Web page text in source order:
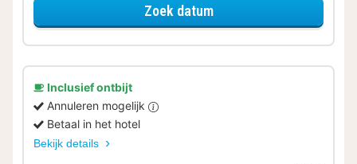
Zoek datumvoor Samen genieten
Inclusief ontbijt
Annuleren mogelijk
Betaal in het hotel
Bekijk details